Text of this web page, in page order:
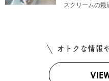
スクリームの最
オトクな情報